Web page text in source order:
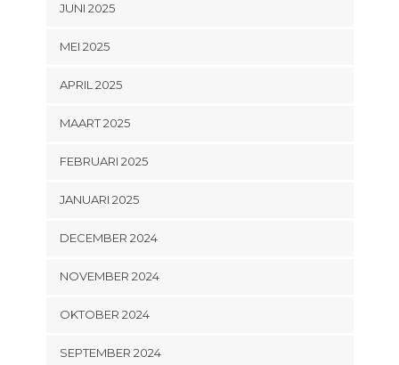
JUNI 2025
MEI 2025
APRIL 2025
MAART 2025
FEBRUARI 2025
JANUARI 2025
DECEMBER 2024
NOVEMBER 2024
OKTOBER 2024
SEPTEMBER 2024